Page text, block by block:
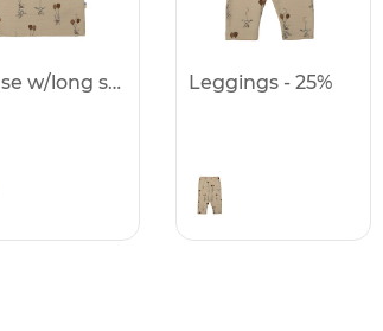
Blouse w/long sleeves - 25% Leggings - 25%